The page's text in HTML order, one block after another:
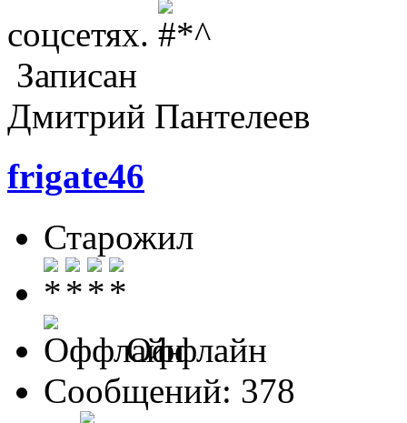
соцсетях.
Записан
Дмитрий Пантелеев
frigate46
Старожил
Оффлайн
Сообщений: 378